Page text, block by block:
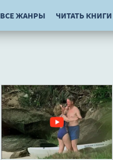
ВСЕ ЖАНРЫ ЧИТАТЬ КНИГИ